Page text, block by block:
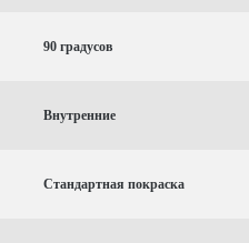
90 градусов
Внутренние
Стандартная покраска